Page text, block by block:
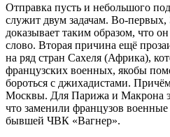
Отправка пусть и небольшого
служит двум задачам. Во-
доказывает таким образом, что
слово. Вторая причина ещё
на ряд стран Сахеля (Африка),
французских военных, якобы
бороться с джихадистами.
Москвы. Для Парижа и Макрона
что заменили французов
бывшей ЧВК «Вагнер».